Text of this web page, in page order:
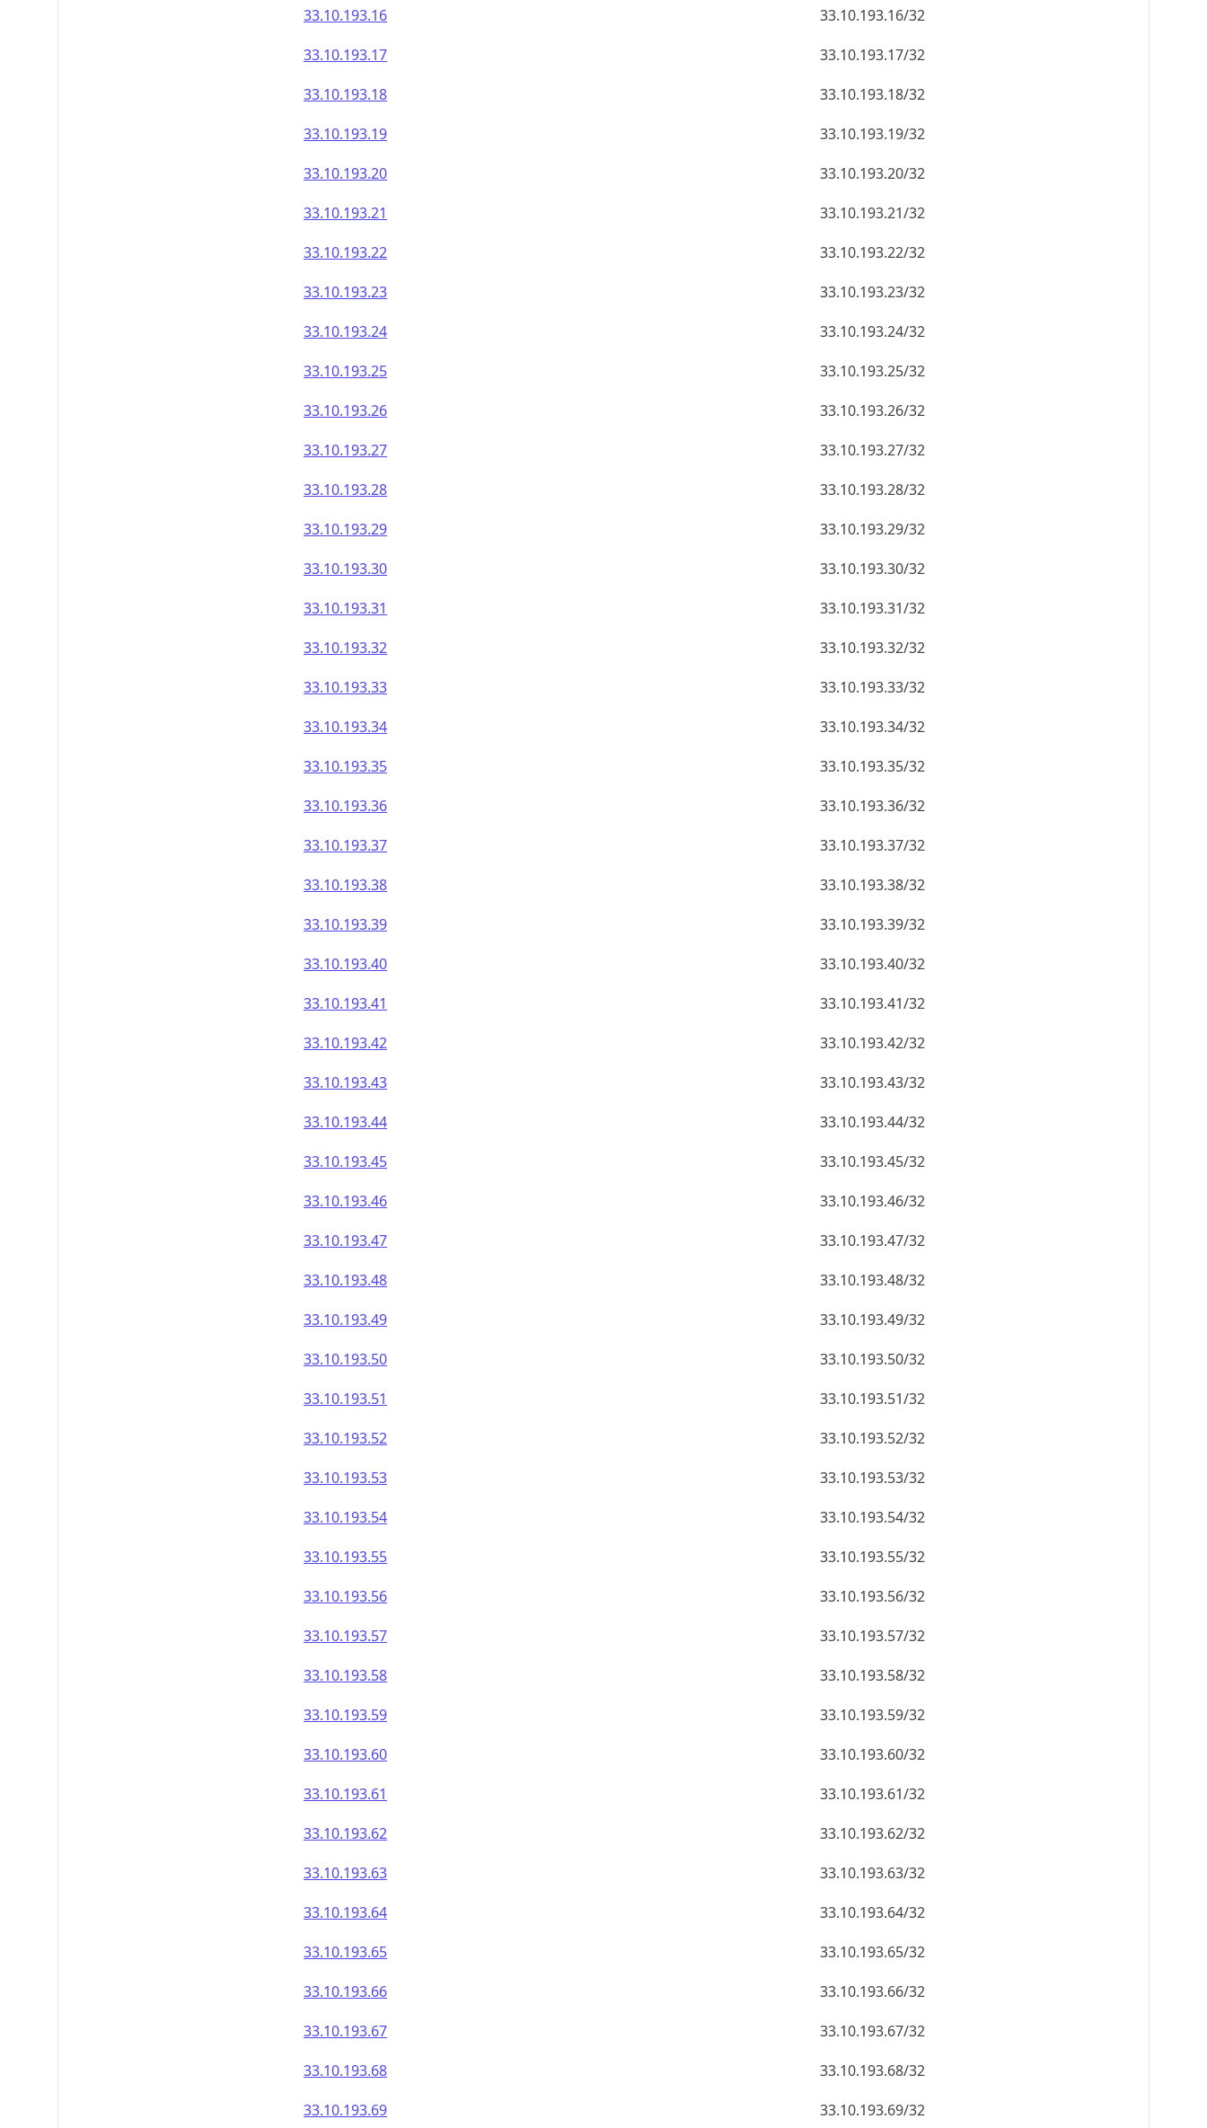
33.10.193.16
33.10.193.16/32
33.10.193.17
33.10.193.17/32
33.10.193.18
33.10.193.18/32
33.10.193.19
33.10.193.19/32
33.10.193.20
33.10.193.20/32
33.10.193.21
33.10.193.21/32
33.10.193.22
33.10.193.22/32
33.10.193.23
33.10.193.23/32
33.10.193.24
33.10.193.24/32
33.10.193.25
33.10.193.25/32
33.10.193.26
33.10.193.26/32
33.10.193.27
33.10.193.27/32
33.10.193.28
33.10.193.28/32
33.10.193.29
33.10.193.29/32
33.10.193.30
33.10.193.30/32
33.10.193.31
33.10.193.31/32
33.10.193.32
33.10.193.32/32
33.10.193.33
33.10.193.33/32
33.10.193.34
33.10.193.34/32
33.10.193.35
33.10.193.35/32
33.10.193.36
33.10.193.36/32
33.10.193.37
33.10.193.37/32
33.10.193.38
33.10.193.38/32
33.10.193.39
33.10.193.39/32
33.10.193.40
33.10.193.40/32
33.10.193.41
33.10.193.41/32
33.10.193.42
33.10.193.42/32
33.10.193.43
33.10.193.43/32
33.10.193.44
33.10.193.44/32
33.10.193.45
33.10.193.45/32
33.10.193.46
33.10.193.46/32
33.10.193.47
33.10.193.47/32
33.10.193.48
33.10.193.48/32
33.10.193.49
33.10.193.49/32
33.10.193.50
33.10.193.50/32
33.10.193.51
33.10.193.51/32
33.10.193.52
33.10.193.52/32
33.10.193.53
33.10.193.53/32
33.10.193.54
33.10.193.54/32
33.10.193.55
33.10.193.55/32
33.10.193.56
33.10.193.56/32
33.10.193.57
33.10.193.57/32
33.10.193.58
33.10.193.58/32
33.10.193.59
33.10.193.59/32
33.10.193.60
33.10.193.60/32
33.10.193.61
33.10.193.61/32
33.10.193.62
33.10.193.62/32
33.10.193.63
33.10.193.63/32
33.10.193.64
33.10.193.64/32
33.10.193.65
33.10.193.65/32
33.10.193.66
33.10.193.66/32
33.10.193.67
33.10.193.67/32
33.10.193.68
33.10.193.68/32
33.10.193.69
33.10.193.69/32